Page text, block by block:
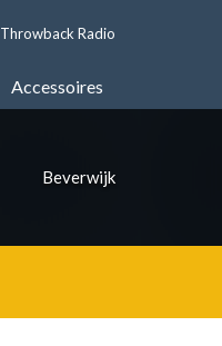
Accessoires
Throwback Radio
Beverwijk